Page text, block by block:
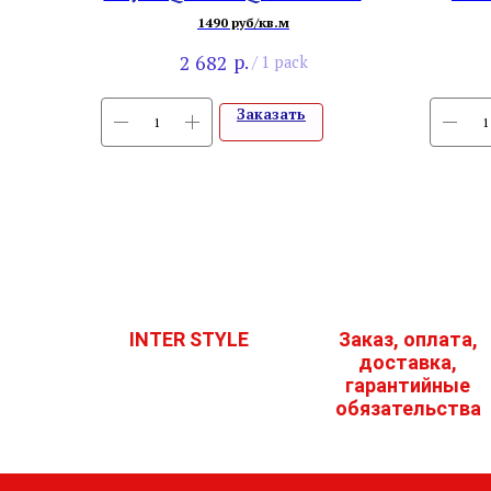
Прайд
1490 руб/кв.м
2 682 р. / 1 pack
Заказать
INTER STYLE
Заказ, оплата,
доставка,
гарантийные
обязательства